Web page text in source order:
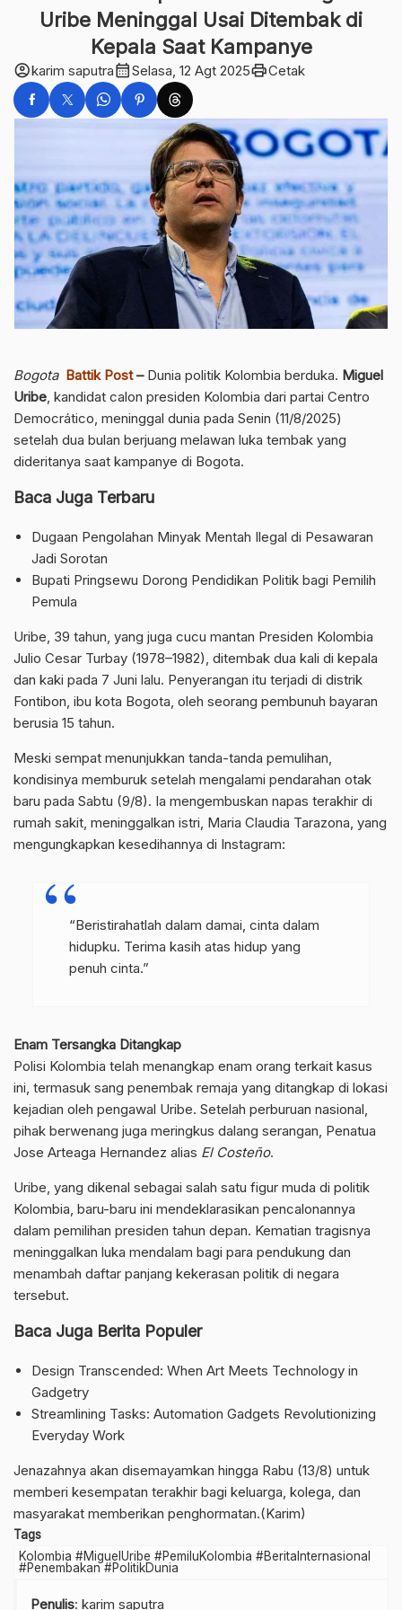
Uribe Meninggal Usai Ditembak di
Kepala Saat Kampanye
account_circlekarim saputracalendar_monthSelasa, 12 Agt 2025printCetak
Bogota Battik Post–Dunia politik Kolombia berduka. Miguel
Uribe, kandidat calon presiden Kolombia dari partai Centro
Democrático, meninggal dunia pada Senin (11/8/2025)
setelah dua bulan berjuang melawan luka tembak yang
dideritanya saat kampanye di Bogota.
Baca Juga Terbaru
Dugaan Pengolahan Minyak Mentah Ilegal di Pesawaran
Jadi Sorotan
Bupati Pringsewu Dorong Pendidikan Politik bagi Pemilih
Pemula
Uribe, 39 tahun, yang juga cucu mantan Presiden Kolombia
Julio Cesar Turbay (1978–1982), ditembak dua kali di kepala
dan kaki pada 7 Juni lalu. Penyerangan itu terjadi di distrik
Fontibon, ibu kota Bogota, oleh seorang pembunuh bayaran
berusia 15 tahun.
Meski sempat menunjukkan tanda-tanda pemulihan,
kondisinya memburuk setelah mengalami pendarahan otak
baru pada Sabtu (9/8). Ia mengembuskan napas terakhir di
rumah sakit, meninggalkan istri, Maria Claudia Tarazona, yang
mengungkapkan kesedihannya di Instagram:
“Beristirahatlah dalam damai, cinta dalam
hidupku. Terima kasih atas hidup yang
penuh cinta.”
Enam Tersangka Ditangkap
Polisi Kolombia telah menangkap enam orang terkait kasus
ini, termasuk sang penembak remaja yang ditangkap di lokasi
kejadian oleh pengawal Uribe. Setelah perburuan nasional,
pihak berwenang juga meringkus dalang serangan, Penatua
Jose Arteaga Hernandez alias El Costeño.
Uribe, yang dikenal sebagai salah satu figur muda di politik
Kolombia, baru-baru ini mendeklarasikan pencalonannya
dalam pemilihan presiden tahun depan. Kematian tragisnya
meninggalkan luka mendalam bagi para pendukung dan
menambah daftar panjang kekerasan politik di negara
tersebut.
Baca Juga Berita Populer
Design Transcended: When Art Meets Technology in
Gadgetry
Streamlining Tasks: Automation Gadgets Revolutionizing
Everyday Work
Jenazahnya akan disemayamkan hingga Rabu (13/8) untuk
memberi kesempatan terakhir bagi keluarga, kolega, dan
masyarakat memberikan penghormatan.(Karim)
Tags
Kolombia #MiguelUribe #PemiluKolombia #BeritaInternasional
#Penembakan #PolitikDunia
Penulis: karim saputra